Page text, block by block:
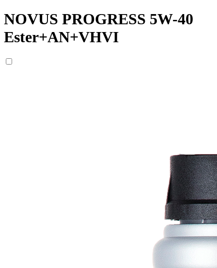
NOVUS PROGRESS 5W-40
Ester+AN+VHVI